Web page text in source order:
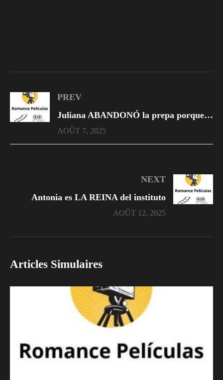
PREV
Juliana ABANDONÓ la prepa porque El Brayan la sonsacó para irse con él
AOÛT 7, 2025
NEXT
Antonia es LA REINA del instituto
AOÛT 12, 2025
Articles Simulaires